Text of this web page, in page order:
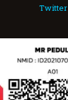
Twitter